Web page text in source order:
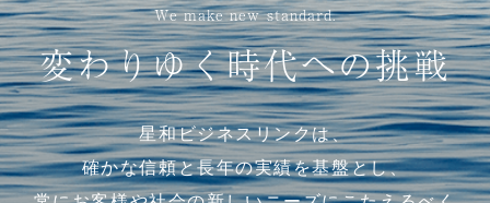
We make new standard.
変わりゆく時代への挑戦
星和ビジネスリンクは、
確かな信頼と長年の実績を基盤とし、